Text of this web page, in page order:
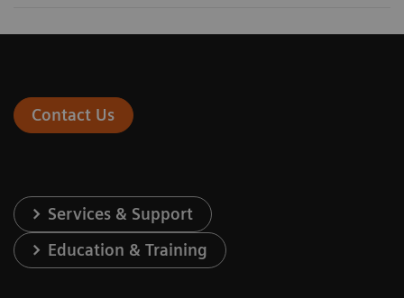
Contact Us
Services & Support
Education & Training